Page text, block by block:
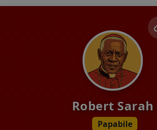
Robert Sarah
Papabile